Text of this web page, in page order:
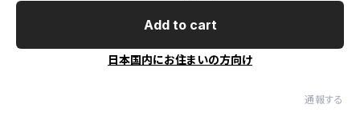
Add to cart
日本国内にお住まいの方向け
通報する